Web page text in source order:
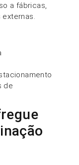
a fábricas,
de